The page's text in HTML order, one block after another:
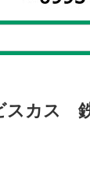
スカス